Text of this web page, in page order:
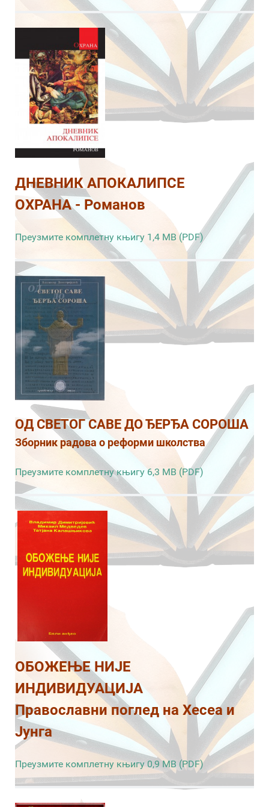
ДНЕВНИК АПОКАЛИПСЕ
ОХРАНА - Романов
Преузмите комплетну књигу 1,4 MB (PDF)
ОД СВЕТОГ САВЕ ДО ЂЕРЂА СОРОША
Зборник радова о реформи школства
Преузмите комплетну књигу 6,3 MB (PDF)
ОБОЖЕЊЕ НИЈЕ
ИНДИВИДУАЦИЈА
Православни поглед на Хесеа и
Јунга
Преузмите комплетну књигу 0,9 MB (PDF)